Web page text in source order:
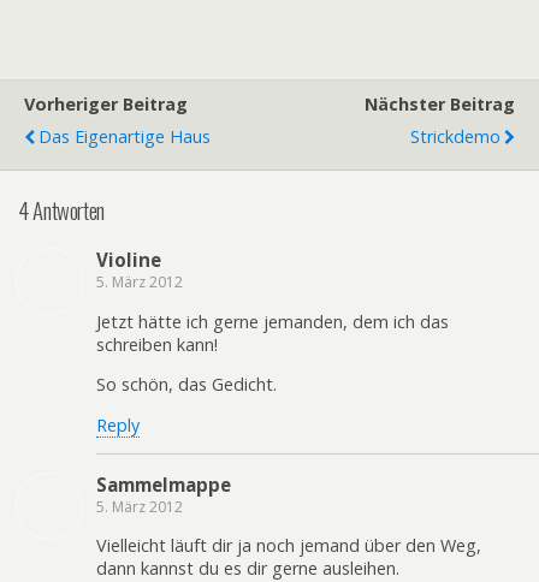
Vorheriger Beitrag
Das Eigenartige Haus
Nächster Beitrag
Strickdemo
4 Antworten
Violine
5. März 2012
Jetzt hätte ich gerne jemanden, dem ich das
schreiben kann!
So schön, das Gedicht.
Reply
Sammelmappe
5. März 2012
Vielleicht läuft dir ja noch jemand über den Weg,
dann kannst du es dir gerne ausleihen.